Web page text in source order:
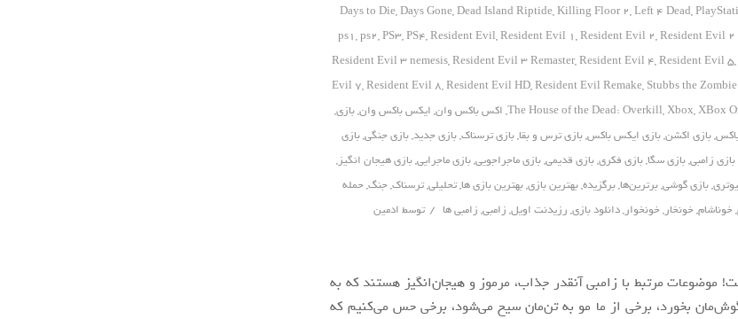
,Days Gone,Dead Island Riptide,Killing Floor 2,Left 4 Dead,
ps1,ps2,PS3,PS4,Resident Evil,Resident Evil 1,Resident Evil 2,Resident Evil 2
Resident Evil 3 nemesis,Resident Evil 3 Remaster,Resident Evil 4,Resident Evil 5,
Evil 7,Resident Evil 8,Resident Evil HD,Resident Evil Remake, Stubbs the
The House of the Dead: Overkill,Xbox,XBox
, اکس باکس وان, ایکس باکس وان,بازی,
,بازی اکشن,بازی ایکس باکس,بازی ترس و بقا,بازی ترسناک,بازی جدید,بازی جنگی,بازی
بازی زامبی,بازی سگا,بازی فکری,بازی قدیمی,بازی ماجراجویی,بازی ماجرایی,بازی هیجان انگیز,
,بازی گوشی,برترین‌ها,برگزیده,بهترین بازی,بهترین بازی ها,تحلیلی,ترسناک,جنگ,حمله
,خوناشام,خونخار,خونخوار,دانلود بازی, رزیدنت اویل, زامبی, زامبی ها / توسط ادمین
موضوعات مرتبط با زامبی آنقدر جذاب، مرموز و هیجان‌انگیز هستند که به
بخورد، برخی از ما مو به تن‌مان سیخ می‌شود، برخی حس می‌کنیم که